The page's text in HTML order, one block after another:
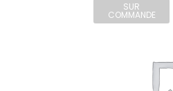
SUR
COMMANDE